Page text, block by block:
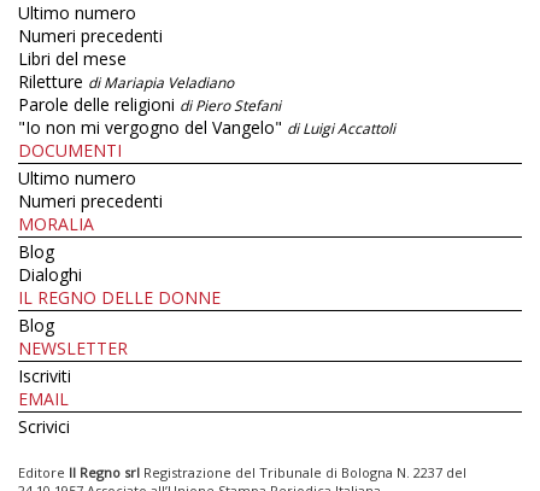
Ultimo numero
Numeri precedenti
Libri del mese
Riletture di Mariapia Veladiano
Parole delle religioni di Piero Stefani
"Io non mi vergogno del Vangelo" di Luigi Accattoli
DOCUMENTI
Ultimo numero
Numeri precedenti
MORALIA
Blog
Dialoghi
IL REGNO DELLE DONNE
Blog
NEWSLETTER
Iscriviti
EMAIL
Scrivici
Editore Il Regno srl Registrazione del Tribunale di Bologna N. 2237 del